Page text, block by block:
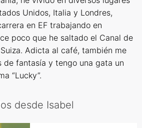
Unidos, Italia y Londres,
en EF trabajando en
poco que he saltado el Canal de
Adicta al café, también me
de fantasía y tengo una gata un
“Lucky”.
desde Isabel